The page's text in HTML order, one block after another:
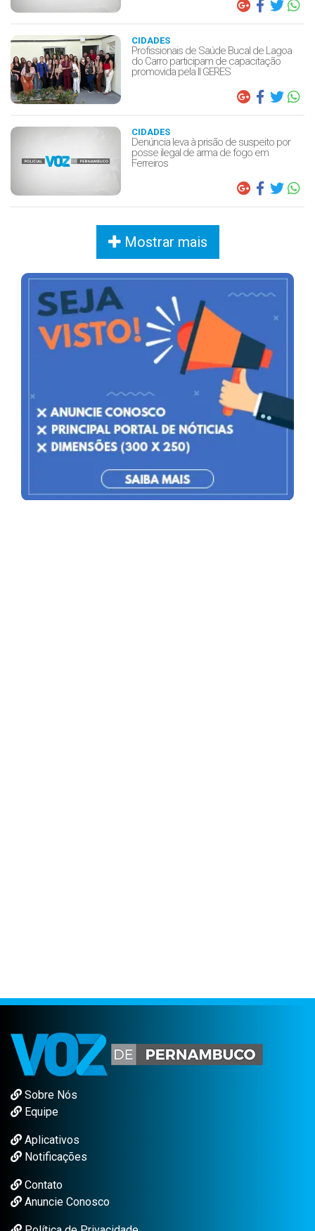
CIDADES
Profissionais de Saúde Bucal de Lagoa
do Carro participam de capacitação
promovida pela II GERES
CIDADES
Denúncia leva à prisão de suspeito por
posse ilegal de arma de fogo em
Ferreiros
Mostrar mais
Sobre Nós
Equipe
Aplicativos
Notificações
Contato
Anuncie Conosco